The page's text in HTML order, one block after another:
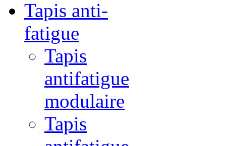
Tapis anti-
fatigue
Tapis
antifatigue
modulaire
Tapis